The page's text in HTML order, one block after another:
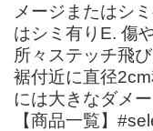
メージまたはシ
はシミ有りE. 傷
所々ステッチ飛
裾付近に直径
には大きなダメ
【商品一覧】